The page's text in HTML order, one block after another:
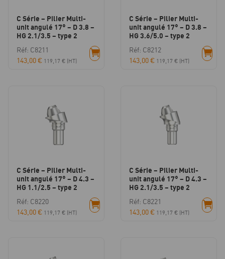
C Série – Pilier Multi-
unit angulé 17° – D 3.8 –
HG 2.1/3.5 – type 2
Réf: C8211
143,00€ 119,17 € (HT)
C Série – Pilier Multi-
unit angulé 17° – D 3.8 –
HG 3.6/5.0 – type 2
Réf: C8212
143,00€ 119,17 € (HT)
C Série – Pilier Multi-
unit angulé 17° – D 4.3 –
HG 1.1/2.5 – type 2
Réf: C8220
143,00€ 119,17 € (HT)
C Série – Pilier Multi-
unit angulé 17° – D 4.3 –
HG 2.1/3.5 – type 2
Réf: C8221
143,00€ 119,17 € (HT)